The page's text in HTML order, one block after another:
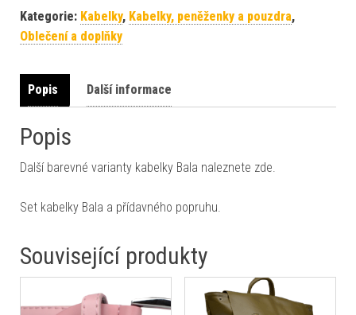
Kategorie: Kabelky, Kabelky, peněženky a pouzdra,
Oblečení a doplňky
Popis Další informace
Popis
Další barevné varianty kabelky Bala naleznete zde.
Set kabelky Bala a přídavného popruhu.
Související produkty